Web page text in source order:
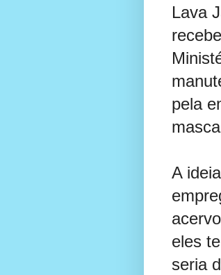
Lava
pela
A
eles
seria